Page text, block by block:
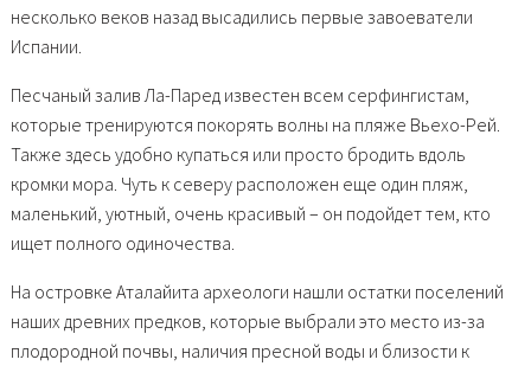
несколько веков назад высадились первые завоеватели
Испании.
Песчаный залив Ла-Паред известен всем серфингистам,
которые тренируются покорять волны на пляже Вьехо-Рей.
Также здесь удобно купаться или просто бродить вдоль
кромки мора. Чуть к северу расположен еще один пляж,
маленький, уютный, очень красивый – он подойдет тем, кто
ищет полного одиночества.
На островке Аталайита археологи нашли остатки поселений
наших древних предков, которые выбрали это место из-за
плодородной почвы, наличия пресной воды и близости к